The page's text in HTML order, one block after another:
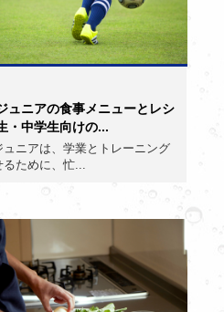
ュニアの食事メニューとレシ
・中学生向けの...
ュニアは、学業とトレーニング
るために、忙...